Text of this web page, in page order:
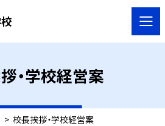
・学校経営案
> 校長挨拶・学校経営案